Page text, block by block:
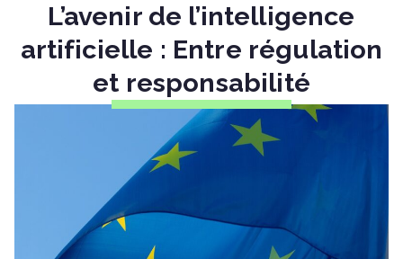
L’avenir de l’intelligence
artificielle : Entre régulation
et responsabilité